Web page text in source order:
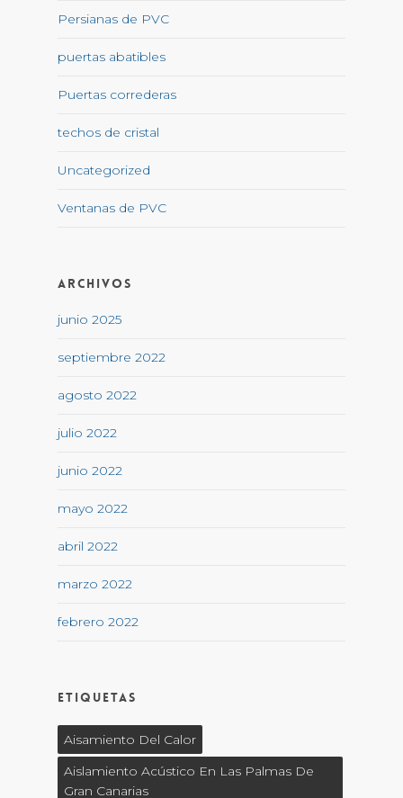
Persianas de PVC
puertas abatibles
Puertas correderas
techos de cristal
Uncategorized
Ventanas de PVC
Archivos
junio 2025
septiembre 2022
agosto 2022
julio 2022
junio 2022
mayo 2022
abril 2022
marzo 2022
febrero 2022
Etiquetas
Aisamiento Del Calor
Aislamiento Acústico En Las Palmas De
Gran Canarias